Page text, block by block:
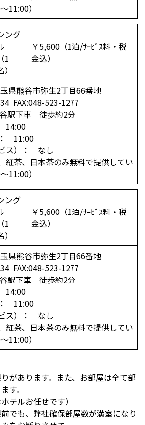
11:00）
ング
（1
）
￥5,600（1泊/ｻｰﾋﾞｽ料・税
金込）
県熊谷市弥生2丁目66番地
FAX:048-523-1277
駅下車 徒歩約2分
14:00
11:00
ス）： なし
茶、日本茶のみ無料で提供してい
11:00）
ング
（1
）
￥5,600（1泊/ｻｰﾋﾞｽ料・税
金込）
県熊谷市弥生2丁目66番地
FAX:048-523-1277
駅下車 徒歩約2分
14:00
11:00
ス）： なし
茶、日本茶のみ無料で提供してい
11:00）
があります。また、お部屋は全て部
す。
テルお任せです）
でも、弊社確保部屋数が満室になり